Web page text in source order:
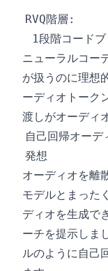
ニューラルコー
が扱うのに理想
ーディオトーク
渡しがオーディ
自己回帰オーデ
発想
オーディオを離
モデルとまった
ディオを生成で
ーチを提示しま
ルのように自己